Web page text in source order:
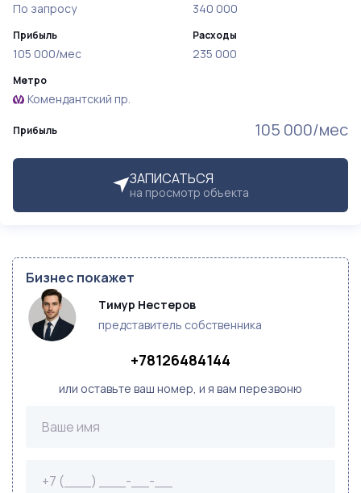
Прибыль 105 000/мес
ЗАПИСАТЬСЯ
на просмотр объекта
По запросу
Прибыль
105 000/мес
340 000
Расходы
235 000
Метро
Комендантский пр.
Бизнес покажет
Тимур Нестеров
представитель собственника
+78126484144
или оставьте ваш номер, и я вам перезвоню